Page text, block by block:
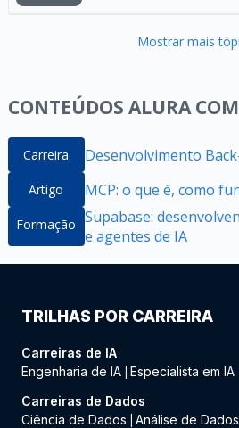
Mostrar mais
CONTEÚDOS ALURA
Carreira Desenvolvimento
Artigo MCP: o que é, como
Formação Supabase:
e agentes de IA
TRILHAS POR CARREIRA
Carreiras de IA
Engenharia de IA Especialista em IA
Carreiras de Dados
Ciência de Dados
Análise de Dados